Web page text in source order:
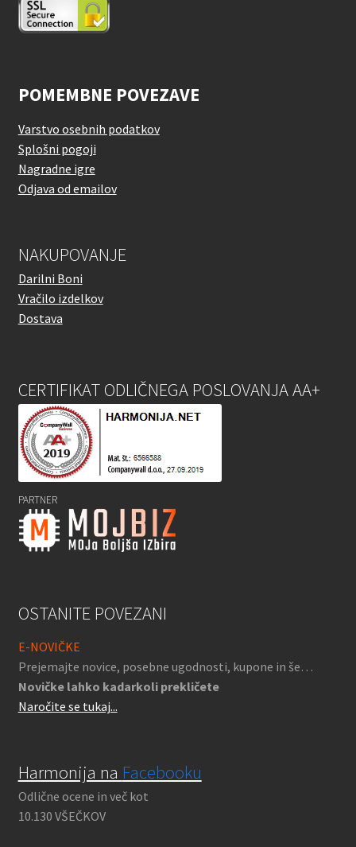
POMEMBNE POVEZAVE
Varstvo osebnih podatkov
Splošni pogoji
Nagradne igre
Odjava od emailov
NAKUPOVANJE
Darilni Boni
Vračilo izdelkov
Dostava
CERTIFIKAT ODLIČNEGA POSLOVANJA AA+
PARTNER
OSTANITE POVEZANI
E-NOVIČKE
Prejemajte novice, posebne ugodnosti, kupone in še…
Novičke lahko kadarkoli prekličete
Naročite se tukaj...
Harmonija na Facebooku
Odlične ocene in več kot
10.130 VŠEČKOV